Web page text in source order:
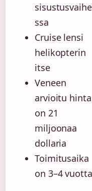
ssa
Cruise lensi
helikopterin
itse
Veneen
arvioitu hinta
on 21
miljoonaa
dollaria
Toimitusaika
on 3–4 vuotta